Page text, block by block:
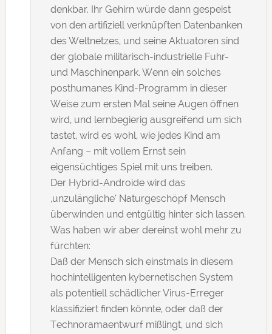
denkbar. Ihr Gehirn würde dann gespeist
von den artifiziell verknüpften Datenbanken
des Weltnetzes, und seine Aktuatoren sind
der globale militärisch-industrielle Fuhr-
und Maschinenpark. Wenn ein solches
posthumanes Kind-Programm in dieser
Weise zum ersten Mal seine Augen öffnen
wird, und lernbegierig ausgreifend um sich
tastet, wird es wohl, wie jedes Kind am
Anfang – mit vollem Ernst sein
eigensüchtiges Spiel mit uns treiben.
Der Hybrid-Androide wird das
‚unzulängliche’ Naturgeschöpf Mensch
überwinden und entgültig hinter sich lassen.
Was haben wir aber dereinst wohl mehr zu
fürchten:
Daß der Mensch sich einstmals in diesem
hochintelligenten kybernetischen System
als potentiell schädlicher Virus-Erreger
klassifiziert finden könnte, oder daß der
Technoramaentwurf mißlingt, und sich